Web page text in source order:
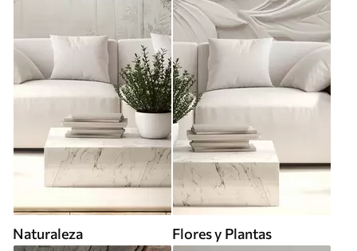
Naturaleza Flores y Plantas